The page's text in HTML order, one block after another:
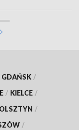
GDAŃSK /
/ KIELCE /
OLSZTYN /
/